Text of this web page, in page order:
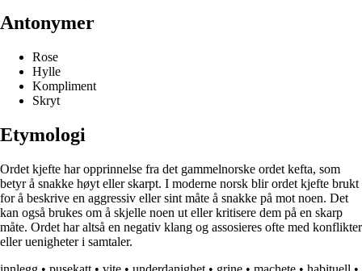
Antonymer
Rose
Hylle
Kompliment
Skryt
Etymologi
Ordet kjefte har opprinnelse fra det gammelnorske ordet kefta, som
betyr å snakke høyt eller skarpt. I moderne norsk blir ordet kjefte brukt
for å beskrive en aggressiv eller sint måte å snakke på mot noen. Det
kan også brukes om å skjelle noen ut eller kritisere dem på en skarp
måte. Ordet har altså en negativ klang og assosieres ofte med konflikter
eller uenigheter i samtaler.